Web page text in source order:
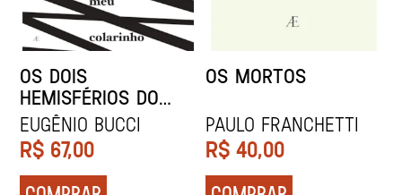
OS DOIS
HEMISFÉRIOS DO
MEU COLARINHO
Eugênio Bucci
R$ 67,00
OS MORTOS
PAULO FRANCHETTI
R$ 40,00